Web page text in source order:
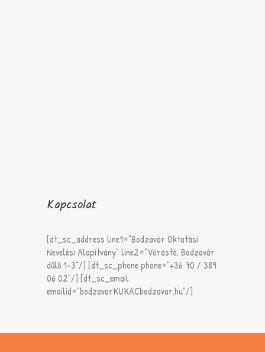
Kapcsolat
[dt_sc_address line1="Bodzavár Oktatási
Nevelési Alapítvány" line2="Vöröstó, Bodzavár
dűlő 1-3"/] [dt_sc_phone phone="+36 70 / 389
06 02"/] [dt_sc_email
emailid="bodzavarKUKACbodzavar.hu"/]